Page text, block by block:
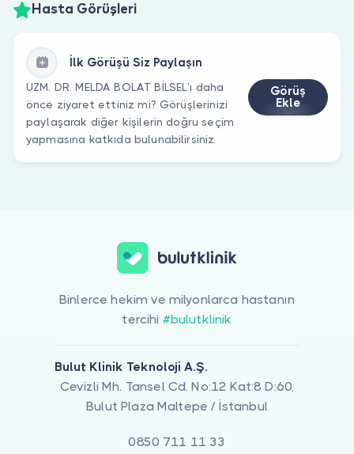
Hasta Görüşleri
İlk Görüşü Siz Paylaşın
UZM. DR. MELDA BOLAT BİLSEL’ı daha
önce ziyaret ettiniz mi? Görüşlerinizi
paylaşarak diğer kişilerin doğru seçim
yapmasına katkıda bulunabilirsiniz.
Görüş
Ekle
Binlerce hekim ve milyonlarca hastanın
tercihi #bulutklinik
Bulut Klinik Teknoloji A.Ş.
Cevizli Mh. Tansel Cd. No:12 Kat:8 D:60,
Bulut Plaza Maltepe / İstanbul
0850 711 11 33